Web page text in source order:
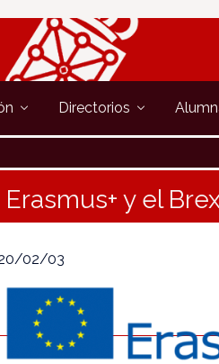
Directorios
Erasmus+ y el
02/03